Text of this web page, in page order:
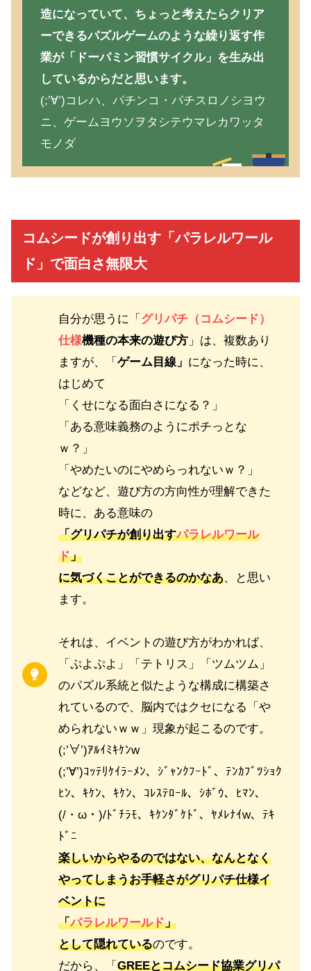
造になっていて、ちょっと考えたらクリア
ーできるパズルゲームのような繰り返す作
業が「ドーパミン習慣サイクル」を生み出
しているからだと思います。
(;’∀’)コレハ、パチンコ・パチスロノシヨウ
ニ、ゲームヨウソヲタシテウマレカワッタ
モノダ
コムシードが創り出す「パラレルワール
ド」で面白さ無限大
自分が思うに「 グリパチ（コムシード）
仕様機種の本来の遊び方 」は、複数あり
ますが、「 ゲーム目線」 になった時に、
はじめて
「くせになる面白さになる？」
「ある意味義務のようにポチっとな
ｗ？」
「やめたいのにやめらっれないｗ？」
などなど、遊び方の方向性が理解できた
時に、ある意味の
「グリパチが創り出すパラレルワール
ド」
に気づくことができるのかなあ、と思い
ます。
それは、イベントの遊び方がわかれば、
「ぷよぷよ」「テトリス」「ツムツム」
のパズル系統と似たような構成に構築さ
れているので、脳内ではクセになる「や
められないｗｗ」現象が起こるのです。
(;’∀’)ｱﾙｲﾐｷｹﾝw
(;’∀’)ｺｯﾃﾘｹｲﾗｰﾒﾝ、ｼﾞｬﾝｸﾌｰﾄﾞ、ﾃﾝｶﾌﾞﾂｼｮｸ
ﾋﾝ、ｷｹﾝ、ｷｹﾝ、ｺﾚｽﾃﾛｰﾙ、ｼﾎﾞｳ、ﾋﾏﾝ、
(/・ω・)/ﾄﾞﾁﾗﾓ、ｷｹﾝﾀﾞｹﾄﾞ、ﾔﾒﾚﾅｲw、ﾃｷ
ﾄﾞﾆ
楽しいからやるのではない、なんとなく
やってしまうお手軽さがグリパチ仕様イ
ベントに
「パラレルワールド」
として隠れているのです。
だから、「 GREEとコムシード協業グリパ